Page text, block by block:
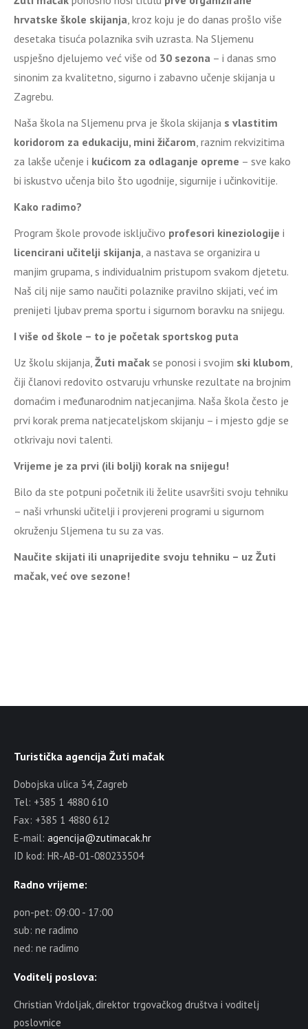
hrvatske škole skijanja, kroz koju je do danas prošlo više
desetaka tisuća polaznika svih uzrasta. Na Sljemenu
uspješno djelujemo već više od 30 sezona – i danas smo
sinonim za kvalitetno, sigurno i zabavno učenje skijanja u
Zagrebu.
Naša škola na Sljemenu prva je škola skijanja s vlastitim
koridorom za edukaciju, mini žičarom, raznim rekvizitima
za lakše učenje i kućicom za odlaganje opreme – sve kako
bi iskustvo učenja bilo što ugodnije, sigurnije i učinkovitije.
Kako radimo?
Program škole provode isključivo profesori kineziologije i
licencirani učitelji skijanja, a nastava se organizira u
manjim grupama, s individualnim pristupom svakom djetetu.
Naš cilj nije samo naučiti polaznike pravilno skijati, već im
prenijeti ljubav prema sportu i sigurnom boravku na snijegu.
I više od škole – to je početak sportskog puta
Uz školu skijanja, Žuti mačak se ponosi i svojim ski klubom,
čiji članovi redovito ostvaruju vrhunske rezultate na brojnim
domaćim i međunarodnim natjecanjima. Naša škola često je
prvi korak prema natjecateljskom skijanju – i mjesto gdje se
otkrivaju novi talenti.
Vrijeme je za prvi (ili bolji) korak na snijegu!
Bilo da ste potpuni početnik ili želite usavršiti svoju tehniku
– naši vrhunski učitelji i provjereni programi u sigurnom
okruženju Sljemena tu su za vas.
Naučite skijati ili unaprijedite svoju tehniku – uz Žuti
mačak, već ove sezone!
Turistička agencija Žuti mačak
Dobojska ulica 34, Zagreb
Tel: +385 1 4880 610
Fax: +385 1 4880 612
E-mail: agencija@zutimacak.hr
ID kod: HR-AB-01-080233504
Radno vrijeme:
pon-pet: 09:00 - 17:00
sub: ne radimo
ned: ne radimo
Voditelj poslova:
Christian Vrdoljak, direktor trgovačkog društva i voditelj
poslovnice